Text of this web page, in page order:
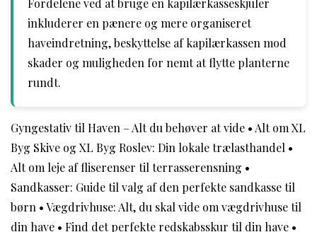
Fordelene ved at bruge en kapilærkasseskjuler
inkluderer en pænere og mere organiseret
haveindretning, beskyttelse af kapilærkassen mod
skader og muligheden for nemt at flytte planterne
rundt.
Gyngestativ til Haven – Alt du behøver at vide • Alt om XL
Byg Skive og XL Byg Roslev: Din lokale trælasthandel •
Alt om leje af fliserenser til terrasserensning •
Sandkasser: Guide til valg af den perfekte sandkasse til
børn •Vægdrivhuse: Alt, du skal vide om vægdrivhuse til
din have • Find det perfekte redskabsskur til din have •